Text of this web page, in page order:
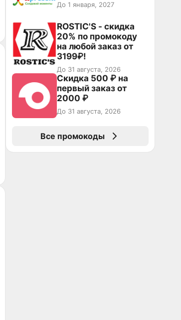
До 1 января, 2027
ROSTIC'S - скидка
20% по промокоду
на любой заказ от
3199₽!
До 31 августа, 2026
Скидка 500 ₽ на
первый заказ от
2000 ₽
До 31 августа, 2026
Все промокоды